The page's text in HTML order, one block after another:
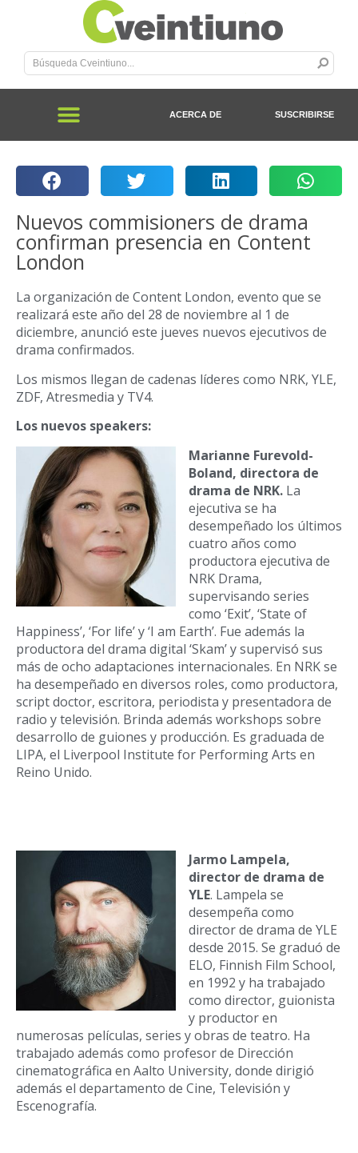
ACERCA DE SUSCRIBIRSE
Nuevos commisioners de drama
confirman presencia en Content
London
La organización de Content London, evento que se
realizará este año del 28 de noviembre al 1 de
diciembre, anunció este jueves nuevos ejecutivos de
drama confirmados.
Los mismos llegan de cadenas líderes como NRK, YLE,
ZDF, Atresmedia y TV4.
Los nuevos speakers:
Marianne Furevold-
Boland, directora de
drama de NRK. La
ejecutiva se ha
desempeñado los últimos
cuatro años como
productora ejecutiva de
NRK Drama,
supervisando series
como ‘Exit’, ‘State of
Happiness’, ‘For life’ y ‘I am Earth’. Fue además la
productora del drama digital ‘Skam’ y supervisó sus
más de ocho adaptaciones internacionales. En NRK se
ha desempeñado en diversos roles, como productora,
script doctor, escritora, periodista y presentadora de
radio y televisión. Brinda además workshops sobre
desarrollo de guiones y producción. Es graduada de
LIPA, el Liverpool Institute for Performing Arts en
Reino Unido.
Jarmo Lampela,
director de drama de
YLE. Lampela se
desempeña como
director de drama de YLE
desde 2015. Se graduó de
ELO, Finnish Film School,
en 1992 y ha trabajado
como director, guionista
y productor en
numerosas películas, series y obras de teatro. Ha
trabajado además como profesor de Dirección
cinematográfica en Aalto University, donde dirigió
además el departamento de Cine, Televisión y
Escenografía.